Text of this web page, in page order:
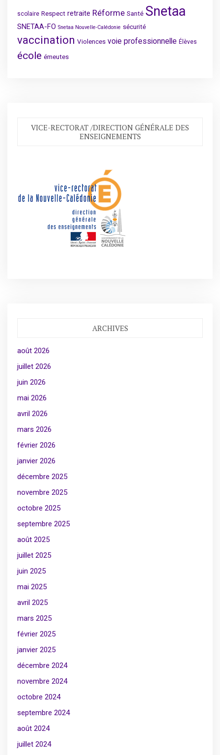
scolaire Respect retraite Réforme Santé Snetaa
SNETAA-FO Snetaa Nouvelle-Calédonie sécurité
vaccination Violences voie professionnelle Élèves
école émeutes
VICE-RECTORAT /DIRECTION GÉNÉRALE DES
ENSEIGNEMENTS
ARCHIVES
août 2026
juillet 2026
juin 2026
mai 2026
avril 2026
mars 2026
février 2026
janvier 2026
décembre 2025
novembre 2025
octobre 2025
septembre 2025
août 2025
juillet 2025
juin 2025
mai 2025
avril 2025
mars 2025
février 2025
janvier 2025
décembre 2024
novembre 2024
octobre 2024
septembre 2024
août 2024
juillet 2024